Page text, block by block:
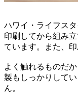
ハワイ・ライフス
印刷してから組み
ています。また、印
よく触れるものだ
製もしっかりして
ん。